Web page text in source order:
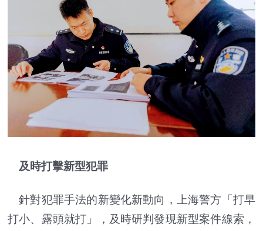
及時打擊新型犯罪
針對犯罪手法的新變化新動向，上海警方「打早
打小、露頭就打」，及時研判發現新型案件線索，